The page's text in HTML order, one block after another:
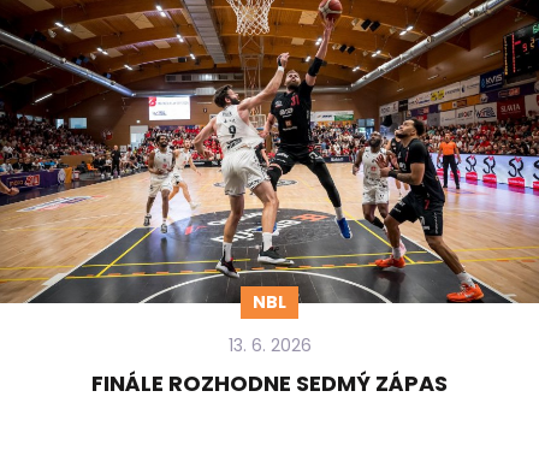
NBL
13. 6. 2026
FINÁLE ROZHODNE SEDMÝ ZÁPAS